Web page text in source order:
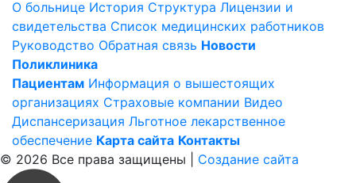
О больнице История Структура Лицензии и
свидетельства Список медицинских работников
Руководство Обратная связь Новости
Поликлиника
Пациентам Информация о вышестоящих
организациях Страховые компании Видео
Диспансеризация Льготное лекарственное
обеспечение Карта сайта Контакты
© 2026 Все права защищены | Создание сайта